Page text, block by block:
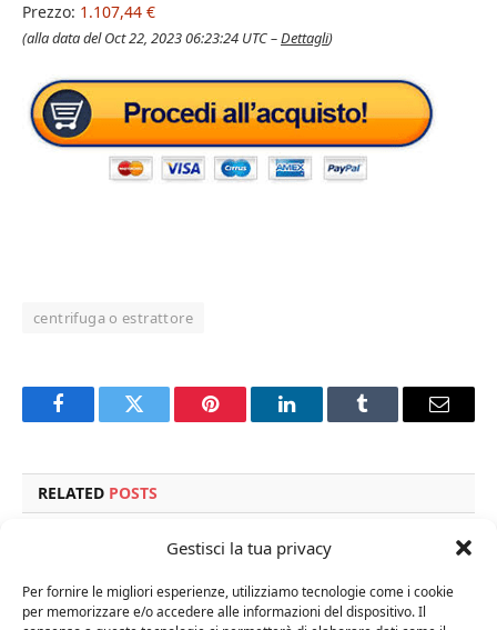
Gestisci la tua privacy
Per fornire le migliori esperienze, utilizziamo tecnologie come i cookie
per memorizzare e/o accedere alle informazioni del dispositivo. Il
Prezzo: 1.107,44 €
(alla data del Oct 22, 2023 06:23:24 UTC –Dettagli)
centrifuga o estrattore
FacebookTwitter Pinterest LinkedInTumblr Email
RELATED POSTS